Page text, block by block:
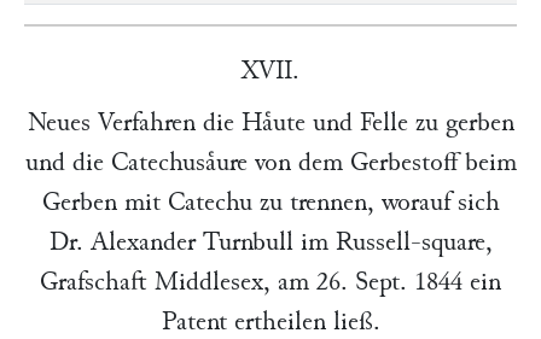
XVII.
Neues Verfahren die Haͤute und Felle zu gerben
und die Catechusaͤure von dem Gerbestoff beim
Gerben mit Catechu zu trennen, worauf sich
Dr. Alexander Turnbull im Russell-square,
Grafschaft Middlesex, am 26. Sept. 1844 ein
Patent ertheilen ließ.